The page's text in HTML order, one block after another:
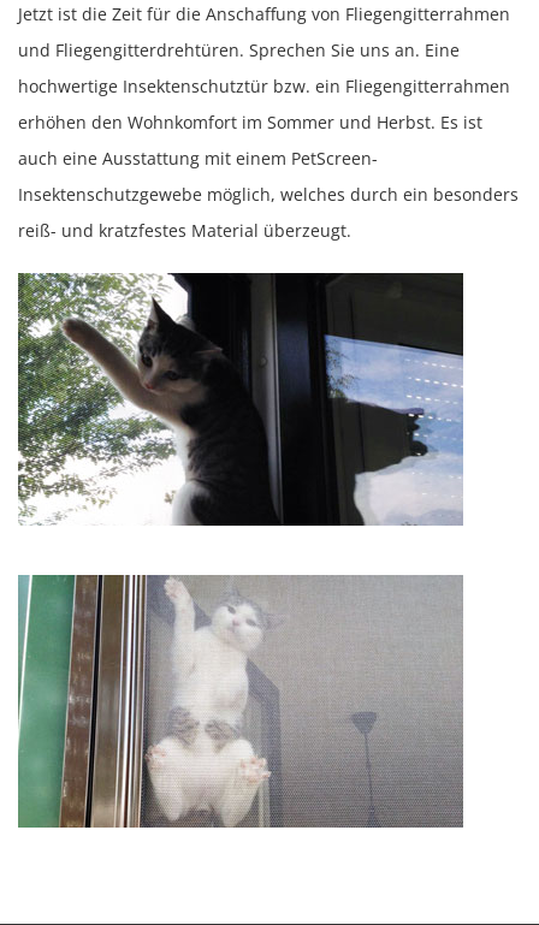
Jetzt ist die Zeit für die Anschaffung von Fliegengitterrahmen
und Fliegengitterdrehtüren. Sprechen Sie uns an. Eine
hochwertige Insektenschutztür bzw. ein Fliegengitterrahmen
erhöhen den Wohnkomfort im Sommer und Herbst. Es ist
auch eine Ausstattung mit einem PetScreen-
Insektenschutzgewebe möglich, welches durch ein besonders
reiß- und kratzfestes Material überzeugt.